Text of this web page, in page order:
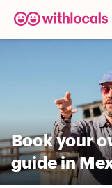
Book your
guide in